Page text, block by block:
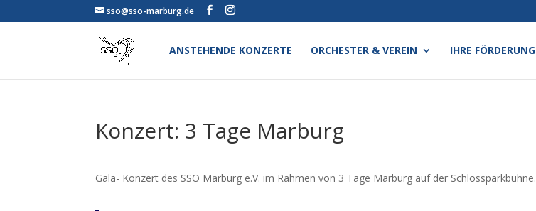
sso@sso-marburg.de
ANSTEHENDE KONZERTE ORCHESTER & VEREIN IHRE FÖRDERUNG
Konzert: 3 Tage Marburg
Gala- Konzert des SSO Marburg e.V. im Rahmen von 3 Tage Marburg auf der Schlossparkbühne.